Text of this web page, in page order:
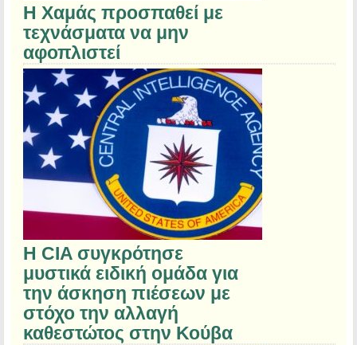
Η Χαμάς προσπαθεί με
τεχνάσματα να μην
αφοπλιστεί
Η CIA συγκρότησε
μυστικά ειδική ομάδα για
την άσκηση πιέσεων με
στόχο την αλλαγή
καθεστώτος στην Κούβα